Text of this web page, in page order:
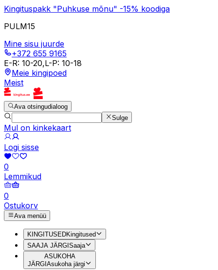
Kingituspakk "Puhkuse mõnu" -15% koodiga
PULM15
Mine sisu juurde
+372 655 9165
E-R: 10-20,L-P: 10-18
Meie kingipoed
Meist
Ava otsingudialoog
Sulge
Mul on kinkekaart
Logi sisse
0
Lemmikud
0
Ostukorv
Ava menüü
KINGITUSEDKingitused
SAAJA JÄRGISaaja
ASUKOHA
JÄRGI Asukoha järgi